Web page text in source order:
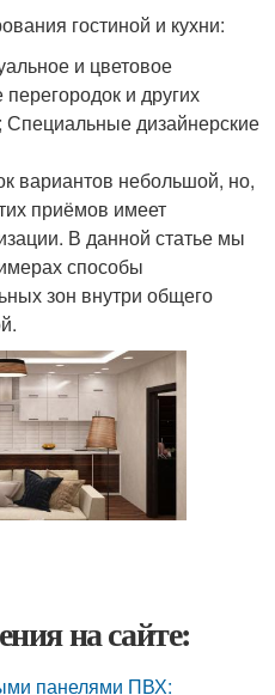
гостиной и кухни:
и цветовое
и других
Специальные дизайнерские
вариантов небольшой, но,
приёмов имеет
В данной статье мы
способы
зон внутри общего
на сайте:
панелями ПВХ: